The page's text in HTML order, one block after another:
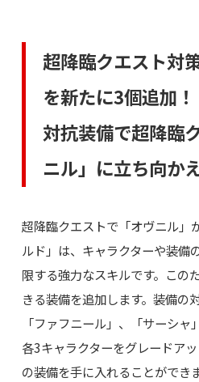
超降臨クエスト対
を新たに3個追加！
対抗装備で超降臨
ニル」に立ち向か
超降臨クエストで「オヴニル」
ルド」は、キャラクターや装備
限する強力なスキルです。この
きる装備を追加します。装備の
「ファフニール」、「サーシャ
各3キャラクターをグレードア
の装備を手に入れることができ